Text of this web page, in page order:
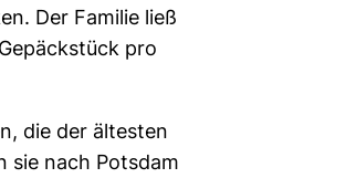
Der Familie ließ
pro
die der ältesten
sie nach Potsdam